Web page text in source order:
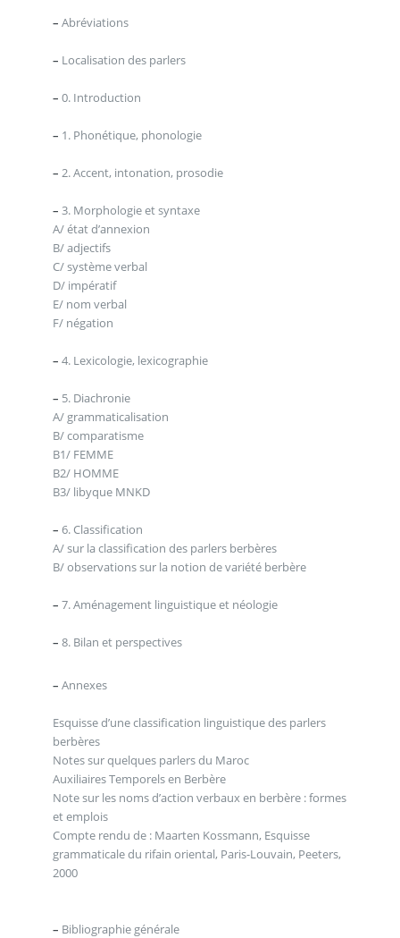
– Abréviations
– Localisation des parlers
– 0. Introduction
– 1. Phonétique, phonologie
– 2. Accent, intonation, prosodie
– 3. Morphologie et syntaxe
A/ état d’annexion
B/ adjectifs
C/ système verbal
D/ impératif
E/ nom verbal
F/ négation
– 4. Lexicologie, lexicographie
– 5. Diachronie
A/ grammaticalisation
B/ comparatisme
B1/ FEMME
B2/ HOMME
B3/ libyque MNKD
– 6. Classification
A/ sur la classification des parlers berbères
B/ observations sur la notion de variété berbère
– 7. Aménagement linguistique et néologie
– 8. Bilan et perspectives
– Annexes
Esquisse d’une classification linguistique des parlers
berbères
Notes sur quelques parlers du Maroc
Auxiliaires Temporels en Berbère
Note sur les noms d’action verbaux en berbère : formes
et emplois
Compte rendu de : Maarten Kossmann, Esquisse
grammaticale du rifain oriental, Paris-Louvain, Peeters,
2000
– Bibliographie générale